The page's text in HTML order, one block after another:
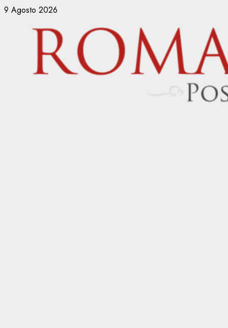
Vai
contenuto
9 Agosto 2026